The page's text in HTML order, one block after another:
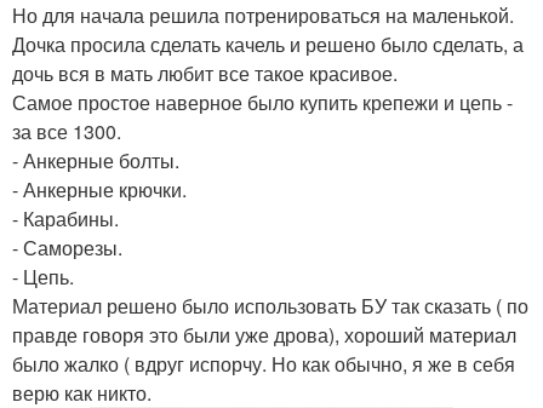
Но для начала решила потренироваться на маленькой.
Дочка просила сделать качель и решено было сделать, а
дочь вся в мать любит все такое красивое.
Самое простое наверное было купить крепежи и цепь -
за все 1300.
- Анкерные болты.
- Анкерные крючки.
- Карабины.
- Саморезы.
- Цепь.
Материал решено было использовать БУ так сказать ( по
правде говоря это были уже дрова), хороший материал
было жалко ( вдруг испорчу. Но как обычно, я же в себя
верю как никто.